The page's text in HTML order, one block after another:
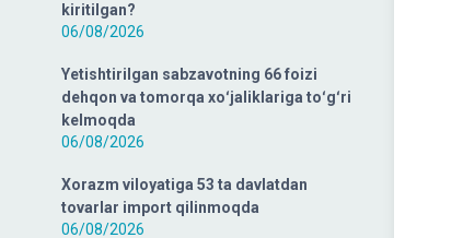
kiritilgan?
06/08/2026
Yetishtirilgan sabzavotning 66 foizi
dehqon va tomorqa xoʻjaliklariga toʻgʻri
kelmoqda
06/08/2026
Xorazm viloyatiga 53 ta davlatdan
tovarlar import qilinmoqda
06/08/2026